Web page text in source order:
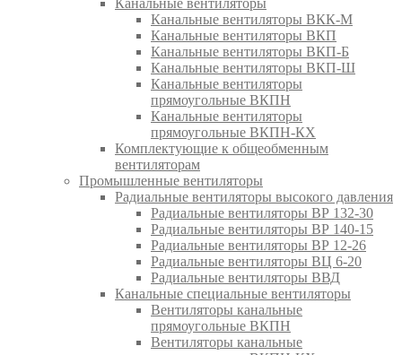
Канальные вентиляторы
Канальные вентиляторы ВКК-М
Канальные вентиляторы ВКП
Канальные вентиляторы ВКП-Б
Канальные вентиляторы ВКП-Ш
Канальные вентиляторы
прямоугольные ВКПН
Канальные вентиляторы
прямоугольные ВКПН-КХ
Комплектующие к общеобменным
вентиляторам
Промышленные вентиляторы
Радиальные вентиляторы высокого давления
Радиальные вентиляторы ВР 132-30
Радиальные вентиляторы ВР 140-15
Радиальные вентиляторы ВР 12-26
Радиальные вентиляторы ВЦ 6-20
Радиальные вентиляторы ВВД
Канальные специальные вентиляторы
Вентиляторы канальные
прямоугольные ВКПН
Вентиляторы канальные